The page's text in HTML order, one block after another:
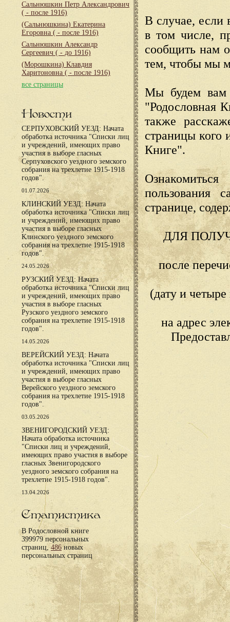
Сальнюшкин Петр Александрович
( - после 1916)
(Сальнюшкина) Екатерина
Егоровна ( - после 1916)
Сальнюшкин Александр
Сергеевич ( - до 1916)
(Морошкина) Клавдия
Харитоновна ( - после 1916)
все страницы
Новости
СЕРПУХОВСКИЙ УЕЗД: Начата
обработка источника "Списки лиц
и учреждений, имеющих право
участия в выборе гласных
Серпуховского уездного земского
собрания на трехлетие 1915-1918
годов".
01.07.2026
КЛИНСКИЙ УЕЗД: Начата
обработка источника "Списки лиц
и учреждений, имеющих право
участия в выборе гласных
Клинского уездного земского
собрания на трехлетие 1915-1918
годов".
24.05.2026
РУЗСКИЙ УЕЗД: Начата
обработка источника "Списки лиц
и учреждений, имеющих право
участия в выборе гласных
Рузского уездного земского
собрания на трехлетие 1915-1918
годов".
14.05.2026
ВЕРЕЙСКИЙ УЕЗД: Начата
обработка источника "Списки лиц
и учреждений, имеющих право
участия в выборе гласных
Верейского уездного земского
собрания на трехлетие 1915-1918
годов".
03.05.2026
ЗВЕНИГОРОДСКИЙ УЕЗД:
Начата обработка источника
"Списки лиц и учреждений,
имеющих право участия в выборе
гласных Звенигородского
уездного земского собрания на
трехлетие 1915-1918 годов".
13.04.2026
Статистика
В Родословной книге
399979 персональных
страниц,486новых
персональных страниц
В случае, если
в том числе,
сообщить нам
тем, чтобы мы
Мы будем вам
"Родословная
также
страницы кого
Книге".
пользования
странице,
ДЛЯ
после
(дату и
на адрес